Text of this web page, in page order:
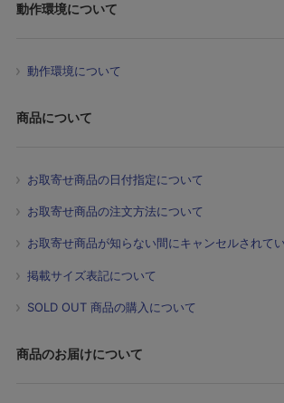
動作環境について
動作環境について
商品について
お取寄せ商品の日付指定について
お取寄せ商品の注文方法について
お取寄せ商品が知らない間にキャンセルされて
掲載サイズ表記について
SOLD OUT 商品の購入について
商品のお届けについて